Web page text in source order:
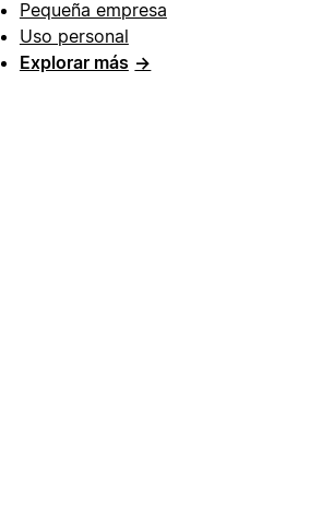
Pequeña empresa
Uso personal
Explorar más →